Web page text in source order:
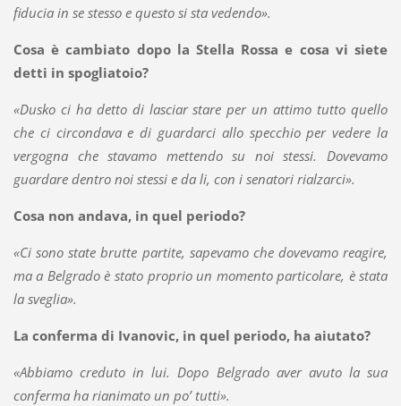
fiducia in se stesso e questo si sta vedendo».
Cosa è cambiato dopo la Stella Rossa e cosa vi siete
detti in spogliatoio?
«Dusko ci ha detto di lasciar stare per un attimo tutto quello
che ci circondava e di guardarci allo specchio per vedere la
vergogna che stavamo mettendo su noi stessi. Dovevamo
guardare dentro noi stessi e da li, con i senatori rialzarci».
Cosa non andava, in quel periodo?
«Ci sono state brutte partite, sapevamo che dovevamo reagire,
ma a Belgrado è stato proprio un momento particolare, è stata
la sveglia».
La conferma di Ivanovic, in quel periodo, ha aiutato?
«Abbiamo creduto in lui. Dopo Belgrado aver avuto la sua
conferma ha rianimato un po’ tutti».